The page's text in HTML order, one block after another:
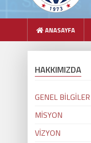
ANASAYFA
HAKKIMIZDA
GENEL BİLGİLER
MİSYON
VİZYON